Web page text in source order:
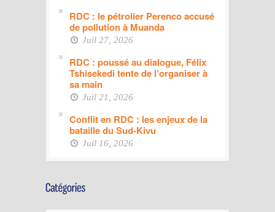
RDC : le pétrolier Perenco accusé
de pollution à Muanda
Juil 27, 2026
RDC : poussé au dialogue, Félix
Tshisekedi tente de l’organiser à
sa main
Juil 21, 2026
Conflit en RDC : les enjeux de la
bataille du Sud-Kivu
Juil 16, 2026